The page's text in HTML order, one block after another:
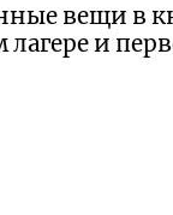
вещи в
и